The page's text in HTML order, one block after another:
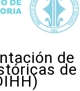
de
de